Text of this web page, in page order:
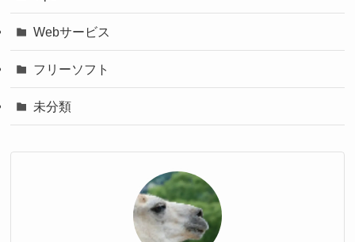
Webサービス
フリーソフト
未分類